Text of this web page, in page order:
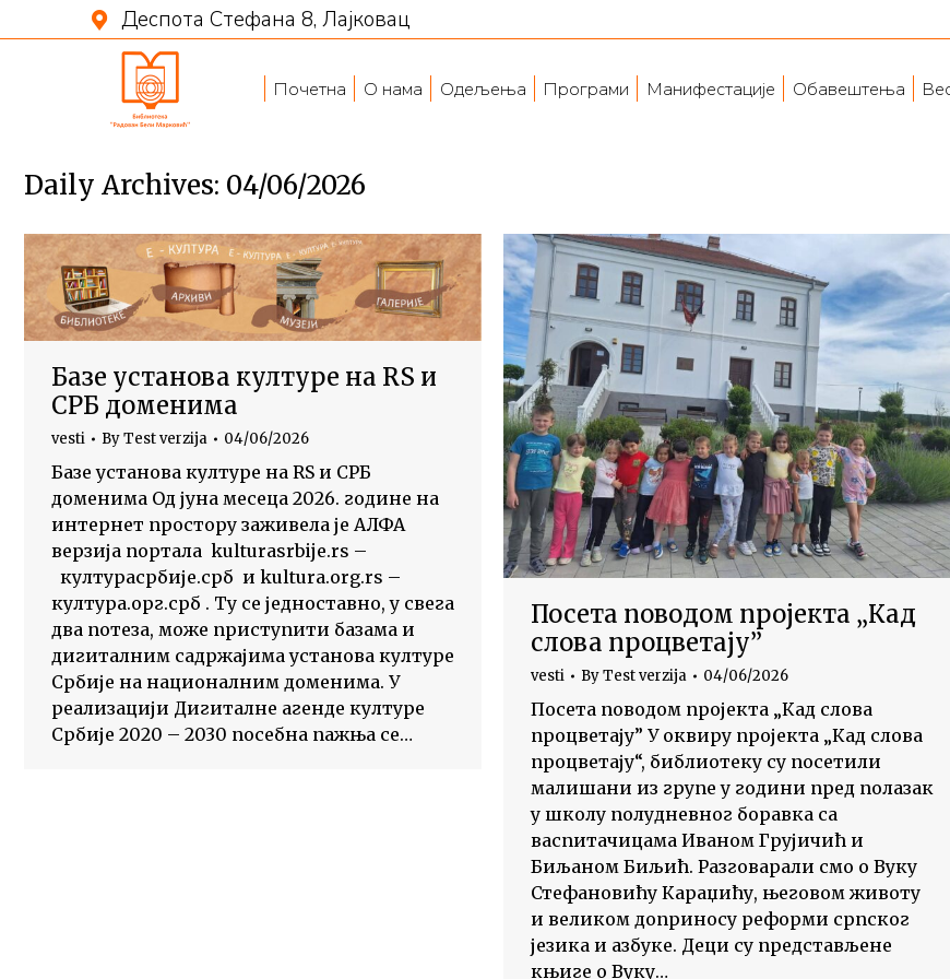
Деспота Стефана 8, Лајковац
Почетна О нама Одељења Програми Манифестације Обавештења
Daily Archives: 04/06/2026
Базе установа културе на RS и
СРБ доменима
vesti ByTest verzija 04/06/2026
Базе установа културе на RS и СРБ
доменима Од јуна месеца 2026. године на
интернет простору заживела је АЛФА
верзија портала kulturasrbije.rs –
културасрбије.срб и kultura.org.rs –
култура.орг.срб . Ту се једноставно, у свега
два потеза, може приступити базама и
дигиталним садржајима установа културе
Србије на националним доменима. У
реализацији Дигиталне агенде културе
Србије 2020 – 2030 посебна пажња се…
Посета поводом пројекта „Кад
слова процветају”
vesti ByTest verzija 04/06/2026
Посета поводом пројекта „Кад слова
процветају” У оквиру пројекта „Кад слова
процветају“, библиотеку су посетили
малишани из групе у години пред полазак
у школу полудневног боравка са
васпитачицама Иваном Грујичић и
Биљаном Биљић. Разговарали смо о Вуку
Стефановићу Караџићу, његовом животу
и великом доприносу реформи српског
језика и азбуке. Деци су представљене
књиге о Вуку…